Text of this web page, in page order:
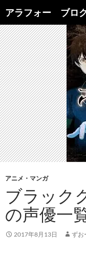
ン
テ
ン
ツ
へ
ス
キ
ッ
プ
アラフォー ブロ
索
アニメ・マンガ
ブラック
の声優一
2017年8月13日 ずお